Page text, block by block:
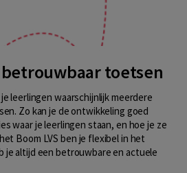
toetsen
leerlingen waarschijnlijk meerdere
Zo kan je de ontwikkeling goed
waar je leerlingen staan, en hoe je ze
Boom LVS ben je flexibel in het
je altijd een betrouwbare en actuele